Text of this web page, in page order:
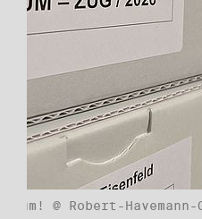
um! @ Robert-